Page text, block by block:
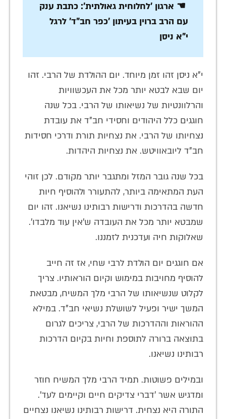
☚ ארגון 'לחלוחית גאולתית': כתבת ענק
עם הרב ברוין בעיתון 'כפר חב"ד' לרגל
י"א ניסן
י"א ניסן זהו זמן מיוחד. יום ההולדת של הרבי. זהו
יום שבא לבטא יותר מכל את העכשוויות
והרלוונטיות של נשיאותו של הרבי. בכל שנה
חוגגים כלל היהודים וחסידי חב"ד את עובדת
נצחיותו של הרבי. את נצחיות תורת ודרכי חסידות
חב"ד ליובאוויטש. את נצחיות היהדות.
בכל שנה גובר המזל ומתגבר יותר מקודם. לכן זוהי
העת המתאימה ביותר, להתעורר ולהוסיף חיות
חדשה בהדרכות ודרישות רבותינו נשיאנו. זהו יום
שמבטא יותר מכל את העובדה ש'אין עוד מלבדו'.
שאלוקות חיה ועדכנית לזמננו.
אם חוגגים יום הולדת לרבי שחי, אז זה חייב
להוסיף מחויבות במימוש וקיום הוראותיו. צריך
לקלוט שנשיאותו של הרבי מלך המשיח, מבטאת
המשך ישיר ופעיל לשושלת נשיאי חב"ד. במילא
ההוראות וההדרכות של הרבי, צריכים לגרום
בתוצאה ברורה לתוספת וחיות בקיום הדרכות
רבותינו נשיאנו.
ובמילים פשוטות. תמיד הרבי מלך המשיח חוזר
ומדגיש אשר 'דברי צדיקים חיים וקיימים לעד'.
התורה היא נצחית. דרישות רבותינו נשיאנו נצחיים